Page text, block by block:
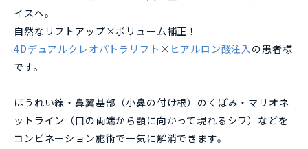
イスへ。
自然なリフトアップ×ボリューム補正！
4Dデュアルクレオパトラリフト × ヒアルロン酸注入の患者様
です。
ほうれい線・鼻翼基部（小鼻の付け根）のくぼみ・マリオネ
ットライン（口の両端から顎に向かって現れるシワ） などを
コンビネーション施術で一気に解消できます。